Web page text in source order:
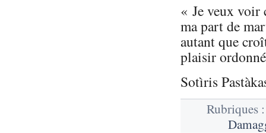
« Je veux voir
ma part de
autant que
plaisir
Sotìris
Rubriques